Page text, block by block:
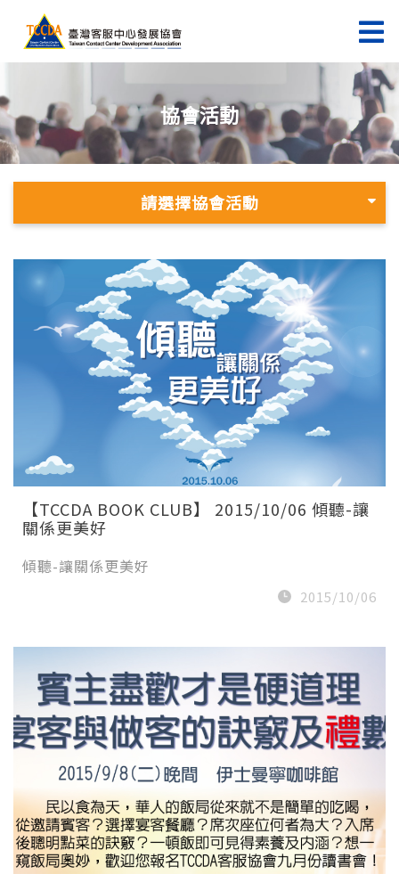
協會活動
請選擇協會活動
【TCCDA BOOK CLUB】 2015/10/06 傾聽-讓
關係更美好
傾聽-讓關係更美好
2015/10/06